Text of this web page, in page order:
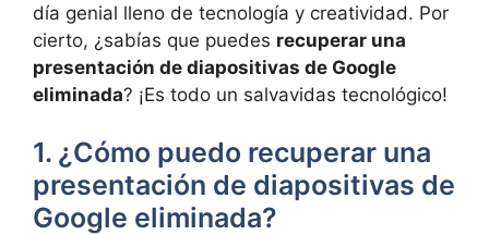
día⁢ genial lleno de tecnología y creatividad. Por
cierto, ¿sabías que puedes recuperar una
presentación de diapositivas de Google⁤
eliminada?‍ ¡Es⁢ todo un salvavidas tecnológico!
1. ¿Cómo puedo recuperar una
presentación de diapositivas de
Google eliminada?